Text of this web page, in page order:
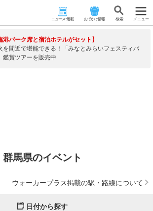
ニュース･連載 おでかけ情報 検 索 メニュー
港パーク席と宿泊ホテルがセット】
を間近で堪能できる！「みなとみらいフェスティバ
鑑賞ツアーを販売中
群馬県のイベント
ウォーカープラス掲載の駅・路線について
日付から探す